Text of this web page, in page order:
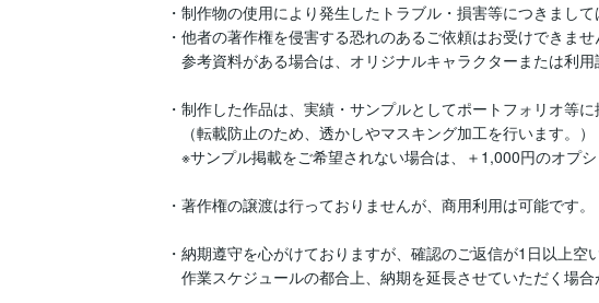
・制作物の使用により発生したトラブル・損害等につきまし
・他者の著作権を侵害する恐れのあるご依頼はお受けできませ
参考資料がある場合は、オリジナルキャラクターまたは利用
・制作した作品は、実績・サンプルとしてポートフォリオ等
（転載防止のため、透かしやマスキング加工を行います。）
※サンプル掲載をご希望されない場合は、＋1,000円のオプシ
・著作権の譲渡は行っておりませんが、商用利用は可能です。
・納期遵守を心がけておりますが、確認のご返信が1日以上空
作業スケジュールの都合上、納期を延長させていただく場合